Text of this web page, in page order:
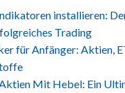
installieren:
Trading
für Anfänger: Aktien,
Aktien Mit Hebel: Ein